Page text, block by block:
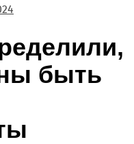
быть